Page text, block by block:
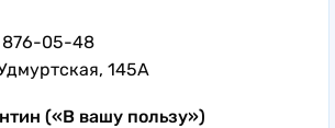
⁠876-⁠05-48
145А
(«В вашу пользу»)